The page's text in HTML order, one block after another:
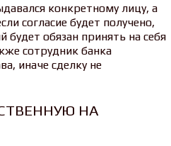
конкретному лицу, а
согласие будет получено,
обязан принять на себя
сотрудник банка
иначе сделку не
НА